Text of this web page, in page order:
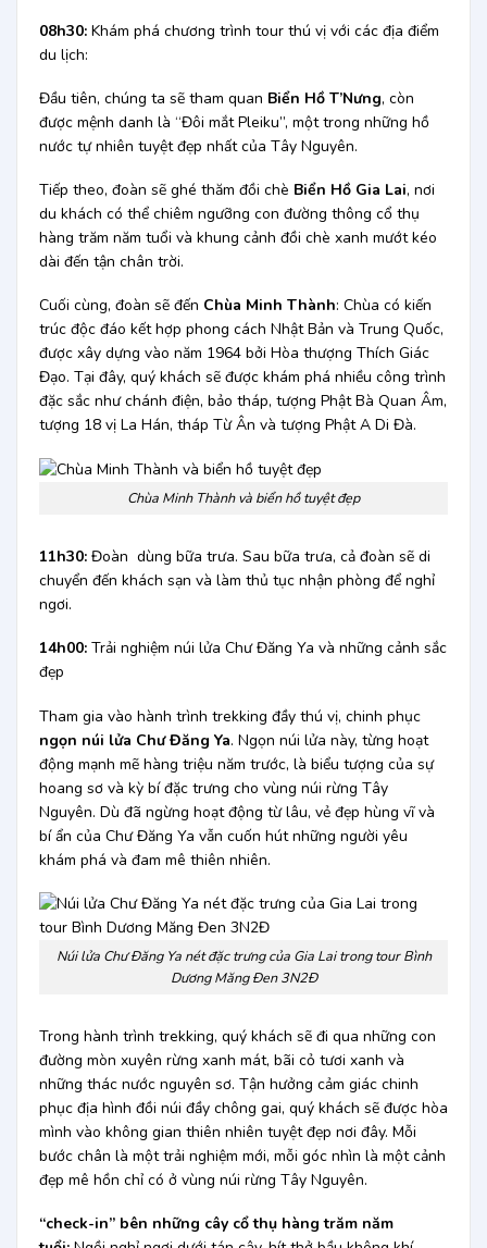
08h30: Khám phá chương trình tour thú vị với các địa điểm
du lịch:
Đầu tiên, chúng ta sẽ tham quan Biển Hồ T’Nưng, còn
được mệnh danh là “Đôi mắt Pleiku”, một trong những hồ
nước tự nhiên tuyệt đẹp nhất của Tây Nguyên.
Tiếp theo, đoàn sẽ ghé thăm đồi chè Biển Hồ Gia Lai, nơi
du khách có thể chiêm ngưỡng con đường thông cổ thụ
hàng trăm năm tuổi và khung cảnh đồi chè xanh mướt kéo
dài đến tận chân trời.
Cuối cùng, đoàn sẽ đến Chùa Minh Thành: Chùa có kiến
trúc độc đáo kết hợp phong cách Nhật Bản và Trung Quốc,
được xây dựng vào năm 1964 bởi Hòa thượng Thích Giác
Đạo. Tại đây, quý khách sẽ được khám phá nhiều công trình
đặc sắc như chánh điện, bảo tháp, tượng Phật Bà Quan Âm,
tượng 18 vị La Hán, tháp Từ Ân và tượng Phật A Di Đà.
Chùa Minh Thành và biển hồ tuyệt đẹp
11h30: Đoàn dùng bữa trưa. Sau bữa trưa, cả đoàn sẽ di
chuyển đến khách sạn và làm thủ tục nhận phòng để nghỉ
ngơi.
14h00: Trải nghiệm núi lửa Chư Đăng Ya và những cảnh sắc
đẹp
Tham gia vào hành trình trekking đầy thú vị, chinh phục
ngọn núi lửa Chư Đăng Ya. Ngọn núi lửa này, từng hoạt
động mạnh mẽ hàng triệu năm trước, là biểu tượng của sự
hoang sơ và kỳ bí đặc trưng cho vùng núi rừng Tây
Nguyên. Dù đã ngừng hoạt động từ lâu, vẻ đẹp hùng vĩ và
bí ẩn của Chư Đăng Ya vẫn cuốn hút những người yêu
khám phá và đam mê thiên nhiên.
Núi lửa Chư Đăng Ya nét đặc trưng của Gia Lai trong tour Bình
Dương Măng Đen 3N2Đ
Trong hành trình trekking, quý khách sẽ đi qua những con
đường mòn xuyên rừng xanh mát, bãi cỏ tươi xanh và
những thác nước nguyên sơ. Tận hưởng cảm giác chinh
phục địa hình đồi núi đầy chông gai, quý khách sẽ được hòa
mình vào không gian thiên nhiên tuyệt đẹp nơi đây. Mỗi
bước chân là một trải nghiệm mới, mỗi góc nhìn là một cảnh
đẹp mê hồn chỉ có ở vùng núi rừng Tây Nguyên.
“check-in” bên những cây cổ thụ hàng trăm năm